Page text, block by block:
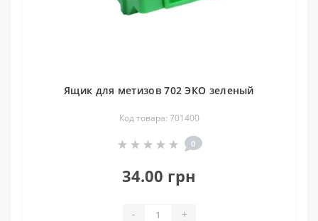
Ящик для метизов 702 ЭКО зеленый
Код товара: 701400
0
34.00 грн
- +